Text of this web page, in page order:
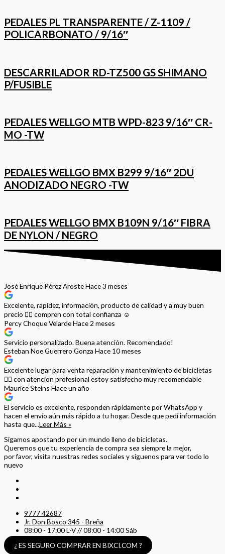
PEDALES PL TRANSPARENTE / Z-1109 /
POLICARBONATO / 9/16″
DESCARRILADOR RD-TZ500 GS SHIMANO
P/FUSIBLE
PEDALES WELLGO MTB WPD-823 9/16″ CR-
MO -TW
PEDALES WELLGO BMX B299 9/16″ 2DU
ANODIZADO NEGRO -TW
PEDALES WELLGO BMX B109N 9/16″ FIBRA
DE NYLON / NEGRO
José Enrique Pérez ArosteHace 3 meses
Excelente, rapidez, información, producto de calidad y a muy buen
precio 👌🏻 compren con total confianza ☺️
Percy Choque VelardeHace 2 meses
Servicio personalizado. Buena atención. Recomendado!
Esteban Noe Guerrero Gonza Hace 10 meses
Excelente lugar para venta reparación y mantenimiento de bicicletas
🚵‍♀️ con atencion profesional estoy satisfecho muy recomendable
Maurice Steins Hace un año
El servicio es excelente, responden rápidamente por WhatsApp y
hacen el envío aún más rápido a tu hogar. Desde que pedí información
hasta que...Leer Más »
Sigamos apostando por un mundo lleno de bicicletas.
Queremos que tu experiencia de compra sea siempre la mejor,
por favor, visita nuestras redes sociales y síguenos para ver todo lo
nuevo
9777 42687
Jr. Don Bosco 345 - Breña
08:00 - 17:00 L-V // 08:00 - 14:00 Sáb
¿ ES SEGURO COMPRAR EN BIXCI.COM ?